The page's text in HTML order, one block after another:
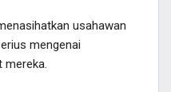
usahawan
mengenai
mereka.